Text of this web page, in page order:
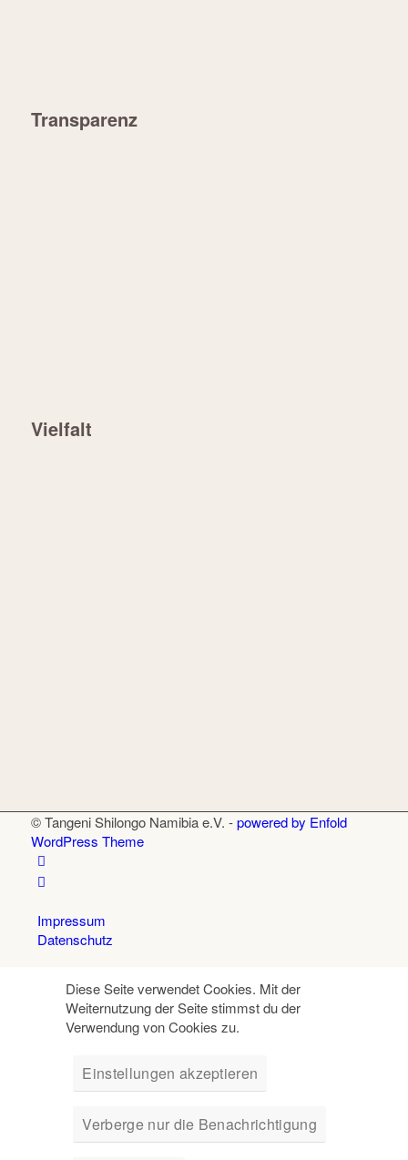
Transparenz
Vielfalt
© Tangeni Shilongo Namibia e.V. -powered by Enfold
WordPress Theme
Impressum
Datenschutz
Diese Seite verwendet Cookies. Mit der
Weiternutzung der Seite stimmst du der
Verwendung von Cookies zu.
Einstellungen akzeptieren
Verberge nur die Benachrichtigung